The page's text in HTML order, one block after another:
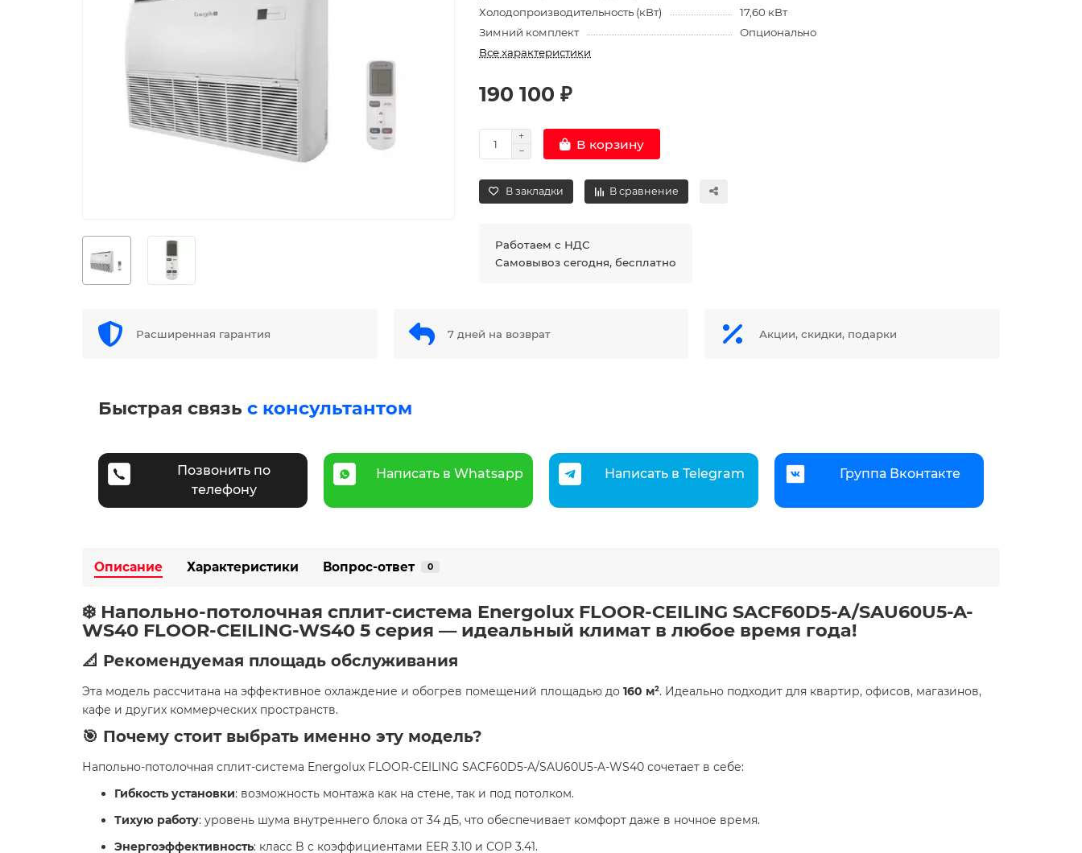
Холодопроизводительность (кВт)
17,60 кВт
Зимний комплект
Опционально
Все характеристики
190 100 ₽
В корзину
В закладки В сравнение
Работаем с НДС
Самовывоз сегодня, бесплатно
Расширенная гарантия 7 дней на возврат Акции, скидки, подарки
Быстрая связь с консультантом
Позвонить по
телефону
Написать в Whatsapp Написать в Telegram Группа Вконтакте
Описание Характеристики Вопрос-ответ 0
❄️ Напольно-потолочная сплит-система Energolux FLOOR-CEILING SACF60D5-A/SAU60U5-A-
WS40 FLOOR-CEILING-WS40 5 серия — идеальный климат в любое время года!
📐 Рекомендуемая площадь обслуживания
Эта модель рассчитана на эффективное охлаждение и обогрев помещений площадью до 160 м². Идеально подходит для квартир, офисов, магазинов,
кафе и других коммерческих пространств.
🎯 Почему стоит выбрать именно эту модель?
Напольно-потолочная сплит-система Energolux FLOOR-CEILING SACF60D5-A/SAU60U5-A-WS40 сочетает в себе:
Гибкость установки: возможность монтажа как на стене, так и под потолком.
Тихую работу: уровень шума внутреннего блока от 34 дБ, что обеспечивает комфорт даже в ночное время.
Энергоэффективность: класс B с коэффициентами EER 3.10 и COP 3.41.